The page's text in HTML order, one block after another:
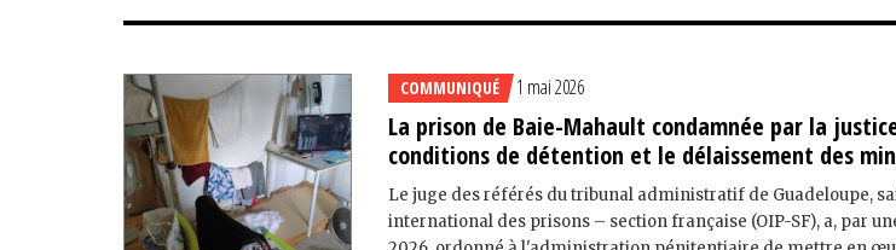
COMMUNIQUÉ 1 mai 2026
La prison de Baie-Mahault condamnée par la
conditions de détention et le délaissement des
Le juge des référés du tribunal administratif de Guadeloupe,
international des prisons – section française (OIP-SF), a, par